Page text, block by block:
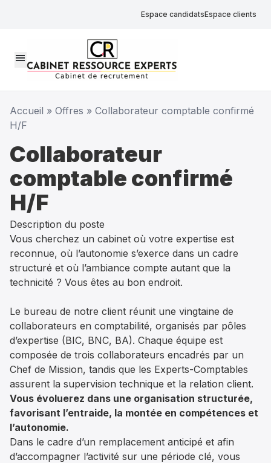
Espace candidatsEspace clients
menu
Accueil » Offres » Collaborateur comptable confirmé
H/F
Collaborateur
comptable confirmé
H/F
Description du poste
Vous cherchez un cabinet où votre expertise est
reconnue, où l’autonomie s’exerce dans un cadre
structuré et où l’ambiance compte autant que la
technicité ? Vous êtes au bon endroit.
Le bureau de notre client réunit une vingtaine de
collaborateurs en comptabilité, organisés par pôles
d’expertise (BIC, BNC, BA). Chaque équipe est
composée de trois collaborateurs encadrés par un
Chef de Mission, tandis que les Experts-Comptables
assurent la supervision technique et la relation client.
Vous évoluerez dans une organisation structurée,
favorisant l’entraide, la montée en compétences et
l’autonomie.
Dans le cadre d’un remplacement anticipé et afin
d’accompagner l’activité sur une période clé, vous